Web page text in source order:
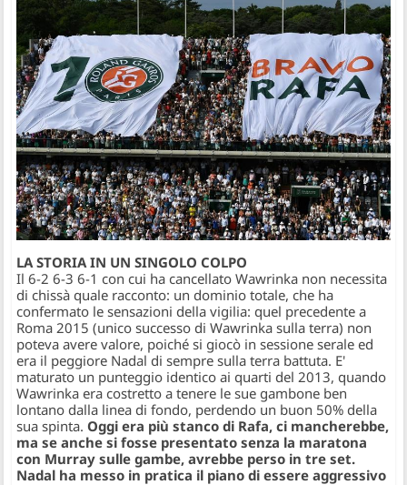
LA STORIA IN UN SINGOLO COLPO
Il 6-2 6-3 6-1 con cui ha cancellato Wawrinka non necessita
di chissà quale racconto: un dominio totale, che ha
confermato le sensazioni della vigilia: quel precedente a
Roma 2015 (unico successo di Wawrinka sulla terra) non
poteva avere valore, poiché si giocò in sessione serale ed
era il peggiore Nadal di sempre sulla terra battuta. E'
maturato un punteggio identico ai quarti del 2013, quando
Wawrinka era costretto a tenere le sue gambone ben
lontano dalla linea di fondo, perdendo un buon 50% della
sua spinta.Oggi era più stanco di Rafa, ci mancherebbe,
ma se anche si fosse presentato senza la maratona
con Murray sulle gambe, avrebbe perso in tre set.
Nadal ha messo in pratica il piano di essere aggressivo